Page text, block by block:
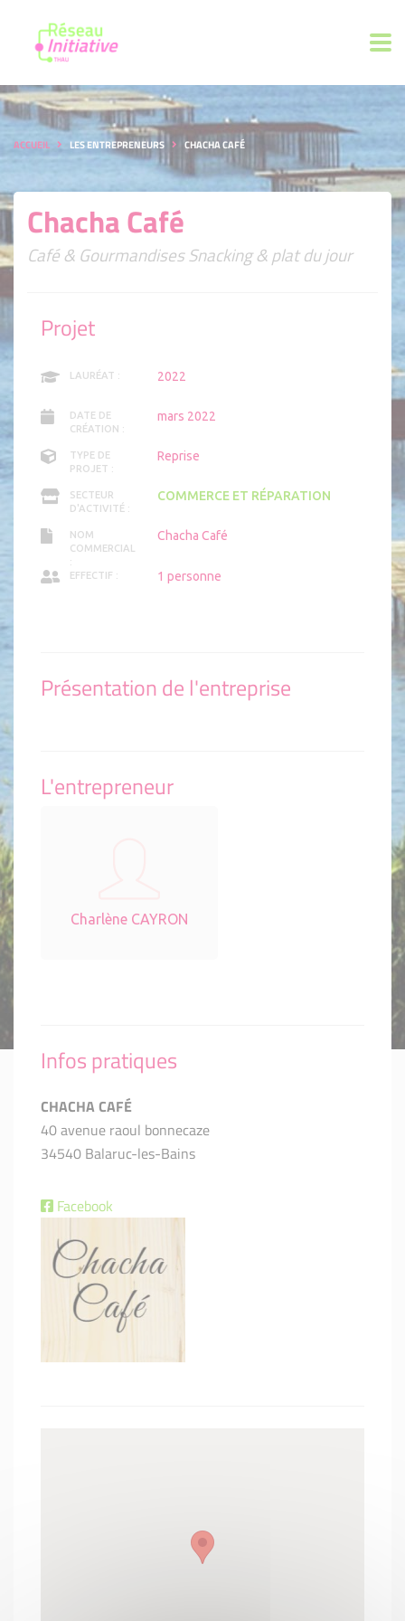
ACCUEIL LES ENTREPRENEURS CHACHA CAFÉ
Chacha Café
Café & Gourmandises Snacking & plat du jour
Projet
LAURÉAT : 2022
DATE DE
CRÉATION :
mars 2022
TYPE DE
PROJET :
Reprise
SECTEUR
D'ACTIVITÉ :
COMMERCE ET RÉPARATION
NOM
COMMERCIAL
:
Chacha Café
EFFECTIF : 1 personne
Présentation de l'entreprise
L'entrepreneur
Charlène CAYRON
Infos pratiques
CHACHA CAFÉ
40 avenue raoul bonnecaze
34540 Balaruc-les-Bains
Facebook